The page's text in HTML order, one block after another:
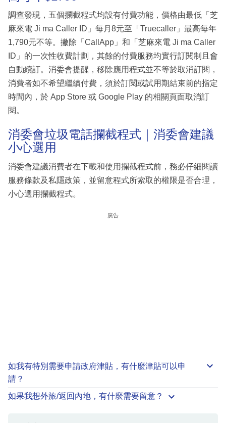
調查發現，五個攔截程式均設有付費功能，價格由最低「芝
麻來電 Ji ma Caller ID」每月8元至「Truecaller」最高每年
1,790元不等。撇除「CallApp」和「芝麻來電 Ji ma Caller
ID」的一次性收費計劃，其餘的付費服務均實行訂閱制且會
自動續訂。消委會提醒，移除應用程式並不等於取消訂閱，
消費者如不希望繼續付費，須於訂閱或試用期結束前的指定
時間內，於 App Store 或 Google Play 的相關頁面取消訂
閱。
消委會垃圾電話攔截程式｜消委會建議
小心選用
消委會建議消費者在下載和使用攔截程式前，務必仔細閱讀
服務條款及私隱政策，並留意程式所索取的權限是否合理，
小心選用攔截程式。
廣告
如我有特別需要申請政府津貼 ，有什麼津貼可以申
請？
如果我想外旅/返回內地，有什麼需要留意？